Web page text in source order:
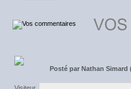
Posté par Nathan Simard